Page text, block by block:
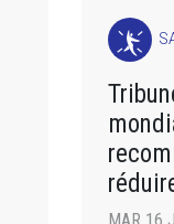
MAR 16